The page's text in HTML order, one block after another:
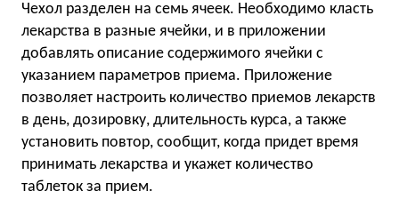
Чехол разделен на семь ячеек. Необходимо класть
лекарства в разные ячейки, и в приложении
добавлять описание содержимого ячейки с
указанием параметров приема. Приложение
позволяет настроить количество приемов лекарств
в день, дозировку, длительность курса, а также
установить повтор, сообщит, когда придет время
принимать лекарства и укажет количество
таблеток за прием.